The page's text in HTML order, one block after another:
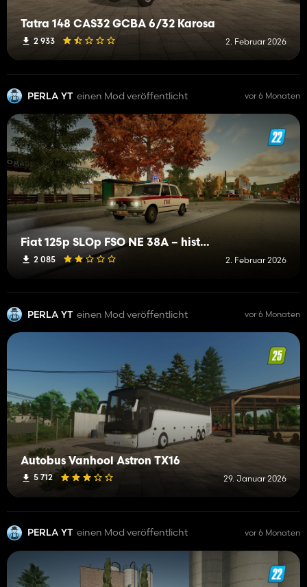
Tatra 148 CAS32 GCBA 6/32 Karosa
2 933 2. Februar 2026
PERLA YT einen Mod veröffentlicht vor 6 Monaten
Fiat 125p SLOp FSO NE 38A – historisches Fahrzeug
2 085 2. Februar 2026
PERLA YT einen Mod veröffentlicht vor 6 Monaten
Autobus Vanhool Astron TX16
5 712 29. Januar 2026
PERLA YT einen Mod veröffentlicht vor 6 Monaten